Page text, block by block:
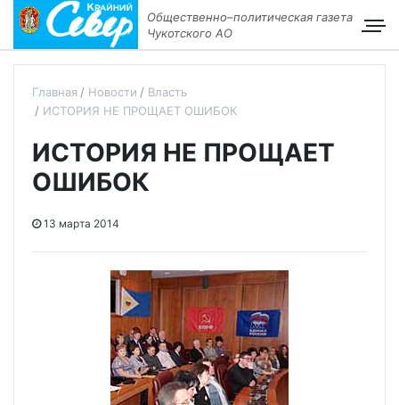
Общественно–политическая газета
Чукотского АО
Главная Новости
Власть
ИСТОРИЯ НЕ ПРОЩАЕТ ОШИБОК
ИСТОРИЯ НЕ ПРОЩАЕТ
ОШИБОК
13 марта 2014